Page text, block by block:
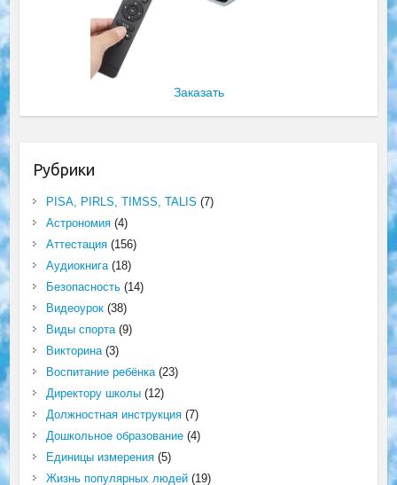
Заказать
Рубрики
PISA, PIRLS, TIMSS, TALIS (7)
Астрономия(4)
Аттестация(156)
Аудиокнига(18)
Безопасность(14)
Видеоурок(38)
Виды спорта(9)
Викторина(3)
Воспитание ребёнка(23)
Директору школы(12)
Должностная инструкция(7)
Дошкольное образование(4)
Единицы измерения(5)
Жизнь популярных людей(19)